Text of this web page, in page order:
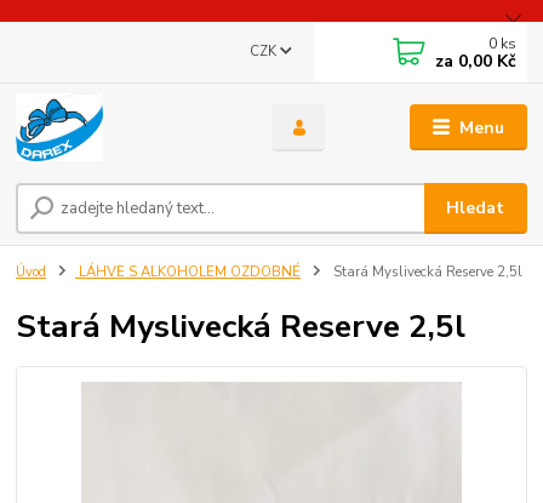
Menu
CZK
Hledat
0 ks
za 0,00 Kč
Úvod LÁHVE S ALKOHOLEM OZDOBNÉ Stará Myslivecká Reserve 2,5l
Stará Myslivecká Reserve 2,5l